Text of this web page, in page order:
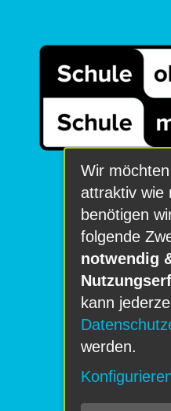
Wir
attraktiv wie
benötigen
folgende
notwendig
kann
werden.